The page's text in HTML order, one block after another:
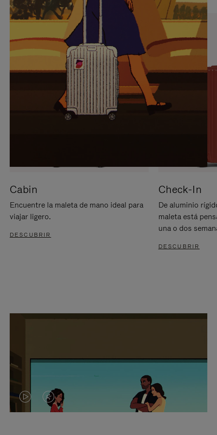
PARA
PAUSARLO.
PULSE
PARA
ACTIVARLO.
Cabin
Encuentre la maleta de mano ideal para
viajar ligero.
DESCUBRIR
Check-In
De aluminio
maleta está
una o dos
DESCUBRIR
EL
EL